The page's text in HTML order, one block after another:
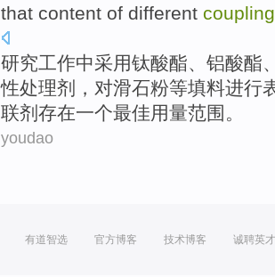
that content of different coupling
研究工作中采用钛酸酯、 铝酸酯
性处理剂， 对滑石粉等填料进行
联剂 存在一个最佳用量范围。
youdao
有道智选 官方博客 技术博客 诚聘英才